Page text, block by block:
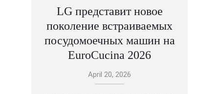
LG представит новое
поколение встраиваемых
посудомоечных машин на
EuroCucina 2026
April 20, 2026